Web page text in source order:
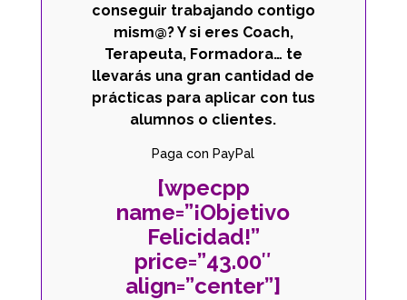
conseguir trabajando contigo
mism@? Y si eres Coach,
Terapeuta, Formadora… te
llevarás una gran cantidad de
prácticas para aplicar con tus
alumnos o clientes.
Paga con PayPal
[wpecpp
name=”¡Objetivo
Felicidad!”
price=”43.00″
align=”center”]